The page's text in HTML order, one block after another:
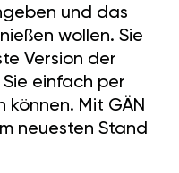
und das
wollen. Sie
Version der
einfach per
Mit GÄN
neuesten Stand